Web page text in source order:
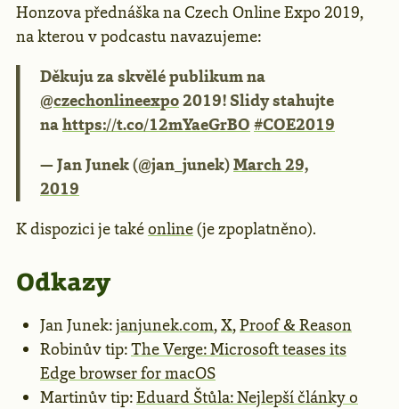
Honzova přednáška na Czech Online Expo 2019,
na kterou v podcastu navazujeme:
Děkuju za skvělé publikum na
@czechonlineexpo2019! Slidy stahujte
nahttps://t.co/12mYaeGrBO #COE2019
— Jan Junek (@jan_junek)March 29,
2019
K dispozici je takéonline(je zpoplatněno).
Odkazy
Jan Junek:janjunek.com,X,Proof & Reason
Robinův tip:The Verge: Microsoft teases its
Edge browser for macOS
Martinův tip:Eduard Štůla: Nejlepší články o